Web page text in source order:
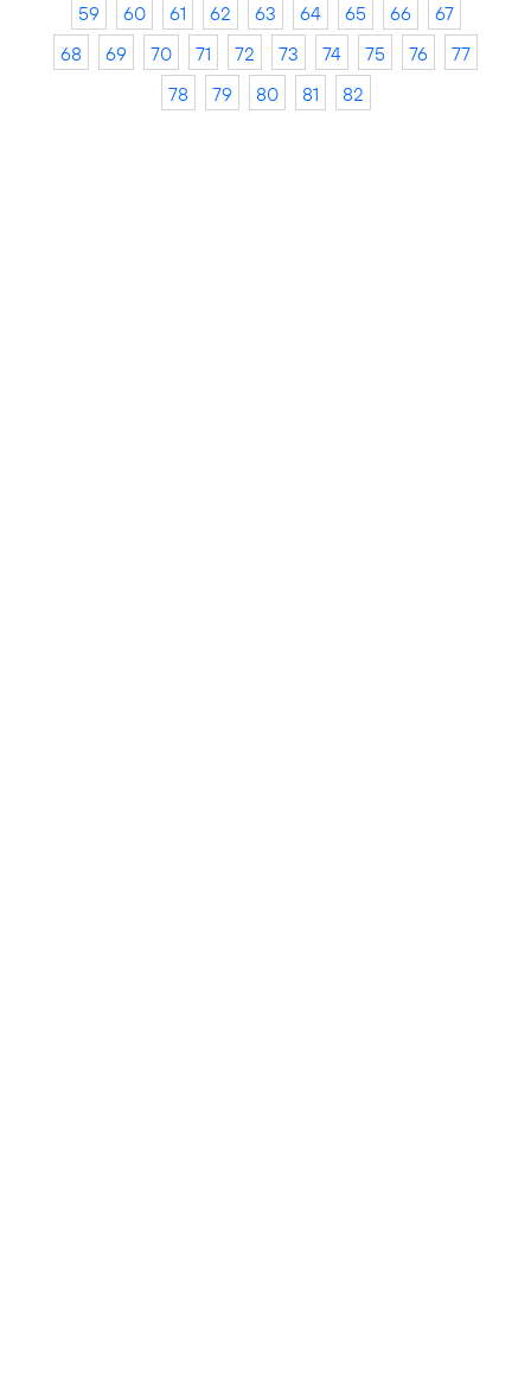
59
60 61 62 63 64 65 66
67
68
69 70 71 72 73 74 75 76
77
78
79 80 81 82